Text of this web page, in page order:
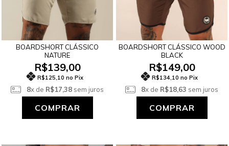
BOARDSHORT CLÁSSICO
NATURE
R$139,00
R$125,10 no Pix
8x de R$17,38sem juros
COMPRAR
BOARDSHORT CLÁSSICO WOOD
BLACK
R$149,00
R$134,10 no Pix
8x de R$18,63 sem juros
COMPRAR